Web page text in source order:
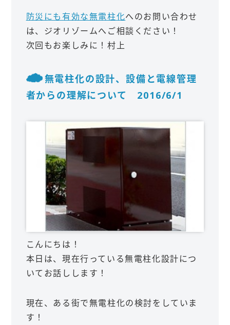
防災にも有効な無電柱化へのお問い合わせ
は、ジオリゾームへご相談ください！
次回もお楽しみに！村上
無電柱化の設計、設備と電線管理
者からの理解について 2016/6/1
こんにちは！
本日は、現在行っている無電柱化設計につ
いてお話しします！
現在、ある街で無電柱化の検討をしていま
す！